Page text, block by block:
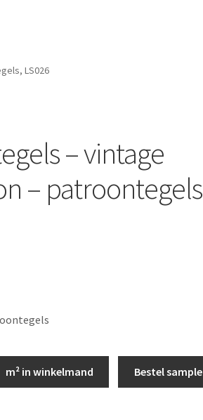
LS026
– vintage
–
m² in winkelmand
Bestel sample